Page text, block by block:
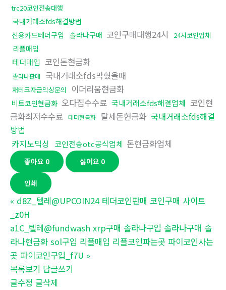
trc20코인전송대행
국내거래소fds해결방법
신용카드테더구입
솔라나구매 코인구매대행24시 24시코인업체
리플매입
테더매입 코인돈현금화
솔라나판매 국내거래소fds막혔을때
재테크자금믹싱문의 이더리움현금화
비트코인현금화 오다집수수료 국내거래소fds해결업체 코인현
금화최저수수료 테더현금화 탈세돈현금화 국내거래소fds해결
방법
카지노믹싱
코인전송otc공식업체 돈현금화업체
좋아요 0 싫어요 0
인쇄
« d8Z_텔레@UPCOIN24 테더코인판매 코인구매 사이트
_z0H
a1C_텔레@fundwash xrp구매 솔라나구입 솔라나구매 솔
라나현금화 sol구입 리플매입 리플코인파는곳 파이코인사는
곳 파이코인구입_f7U »
목록보기 답글쓰기
글수정 글삭제